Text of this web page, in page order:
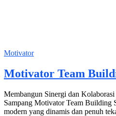
Motivator
Motivator Team
Membangun Sinergi dan Kolaborasi
Sampang Motivator Team Building
modern yang dinamis dan penuh